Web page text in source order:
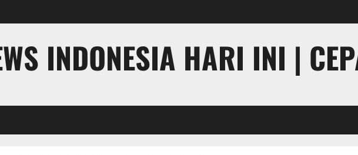
INDONESIA HARI INI |